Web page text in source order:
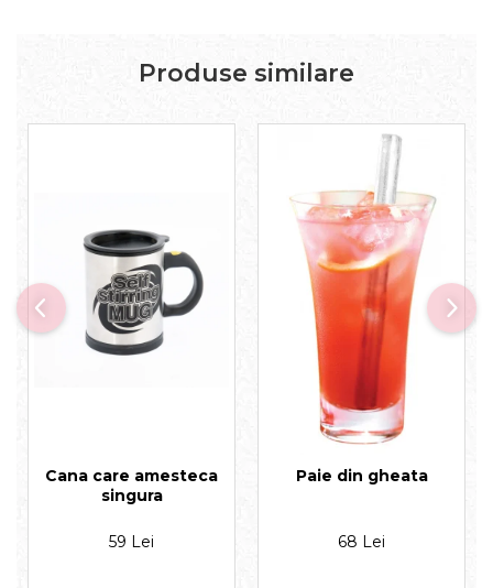
Produse similare
Cana care amesteca
singura
59 Lei
Paie din gheata
68 Lei